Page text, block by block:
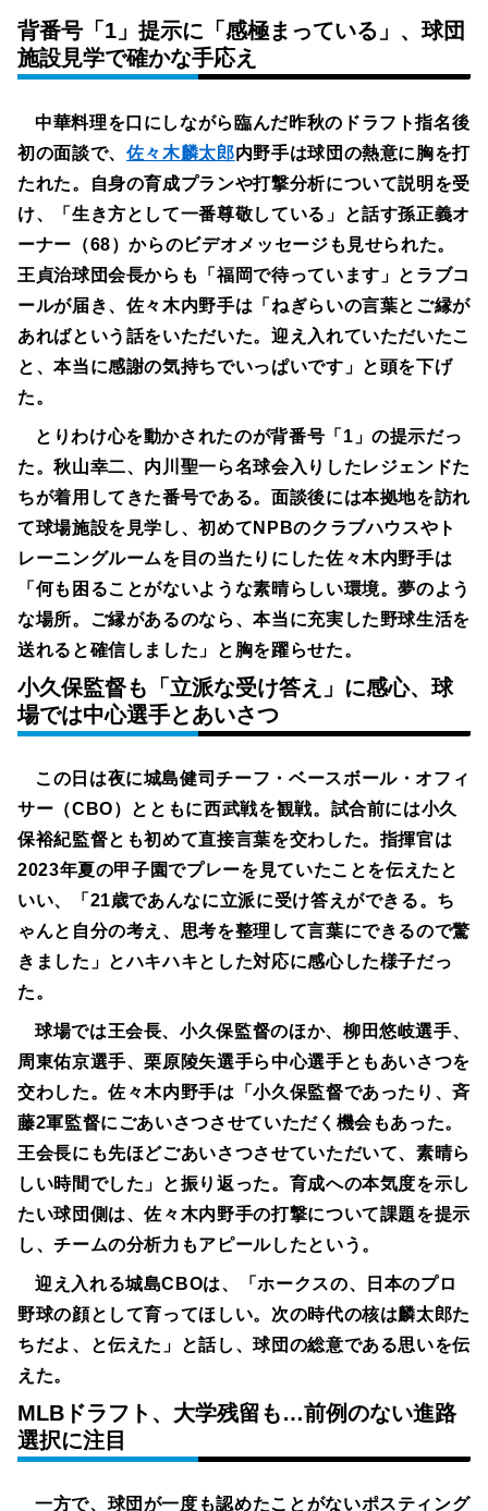
背番号「1」提示に「感極まっている」、球団
施設見学で確かな手応え
中華料理を口にしながら臨んだ昨秋のドラフト指名後
初の面談で、 佐々木麟太郎内野手は球団の熱意に胸を打
たれた。自身の育成プランや打撃分析について説明を受
け、「生き方として一番尊敬している」と話す孫正義オ
ーナー（68）からのビデオメッセージも見せられた。
王貞治球団会長からも「福岡で待っています」とラブコ
ールが届き、佐々木内野手は「ねぎらいの言葉とご縁が
あればという話をいただいた。迎え入れていただいたこ
と、本当に感謝の気持ちでいっぱいです」と頭を下げ
た。
とりわけ心を動かされたのが背番号「1」の提示だっ
た。秋山幸二、内川聖一ら名球会入りしたレジェンドた
ちが着用してきた番号である。面談後には本拠地を訪れ
て球場施設を見学し、初めてNPBのクラブハウスやト
レーニングルームを目の当たりにした佐々木内野手は
「何も困ることがないような素晴らしい環境。夢のよう
な場所。ご縁があるのなら、本当に充実した野球生活を
送れると確信しました」と胸を躍らせた。
小久保監督も「立派な受け答え」に感心、球
場では中心選手とあいさつ
この日は夜に城島健司チーフ・ベースボール・オフィ
サー（CBO）とともに西武戦を観戦。試合前には小久
保裕紀監督とも初めて直接言葉を交わした。指揮官は
2023年夏の甲子園でプレーを見ていたことを伝えたと
いい、「21歳であんなに立派に受け答えができる。ち
ゃんと自分の考え、思考を整理して言葉にできるので驚
きました」とハキハキとした対応に感心した様子だっ
た。
球場では王会長、小久保監督のほか、柳田悠岐選手、
周東佑京選手、栗原陵矢選手ら中心選手ともあいさつを
交わした。佐々木内野手は「小久保監督であったり、斉
藤2軍監督にごあいさつさせていただく機会もあった。
王会長にも先ほどごあいさつさせていただいて、素晴ら
しい時間でした」と振り返った。育成への本気度を示し
たい球団側は、佐々木内野手の打撃について課題を提示
し、チームの分析力もアピールしたという。
迎え入れる城島CBOは、「ホークスの、日本のプロ
野球の顔として育ってほしい。次の時代の核は麟太郎た
ちだよ、と伝えた」と話し、球団の総意である思いを伝
えた。
MLBドラフト、大学残留も…前例のない進路
選択に注目
一方で、球団が一度も認めたことがないポスティング